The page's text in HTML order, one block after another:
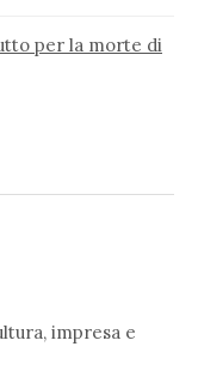
per la morte di
impresa e